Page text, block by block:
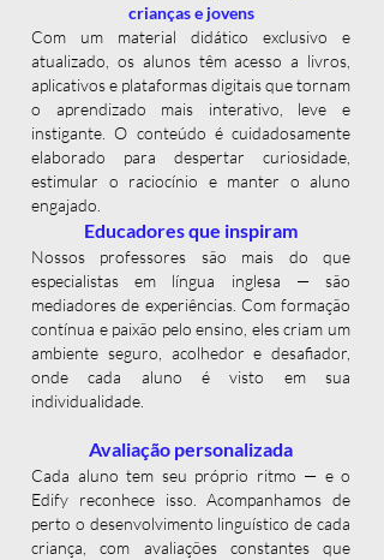
crianças e jovens
Com um material didático exclusivo e
atualizado, os alunos têm acesso a livros,
aplicativos e plataformas digitais que tornam
o aprendizado mais interativo, leve e
instigante. O conteúdo é cuidadosamente
elaborado para despertar curiosidade,
estimular o raciocínio e manter o aluno
engajado.
Educadores que inspiram
Nossos professores são mais do que
especialistas em língua inglesa — são
mediadores de experiências. Com formação
contínua e paixão pelo ensino, eles criam um
ambiente seguro, acolhedor e desafiador,
onde cada aluno é visto em sua
individualidade.
Avaliação personalizada
Cada aluno tem seu próprio ritmo — e o
Edify reconhece isso. Acompanhamos de
perto o desenvolvimento linguístico de cada
criança, com avaliações constantes que